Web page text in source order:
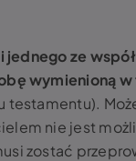
ze
wymienioną
testamentu).
nie jest
zostać